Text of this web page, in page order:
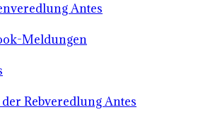
Antes
Meldungen
Rebveredlung Antes